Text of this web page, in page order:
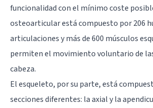
funcionalidad con el mínimo coste
osteoarticular está compuesto por 206
articulaciones y más de 600 músculos
permiten el movimiento voluntario de
cabeza.
El esqueleto, por su parte, está
secciones diferentes: la axial y la